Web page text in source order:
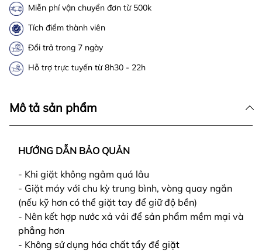
Miễn phí vận chuyển đơn từ 500k
Tích điểm thành viên
Đổi trả trong 7 ngày
Hỗ trợ trực tuyến từ 8h30 - 22h
Mô tả sản phẩm
HƯỚNG DẪN BẢO QUẢN
- Khi giặt không ngâm quá lâu
- Giặt máy với chu kỳ trung bình, vòng quay ngắn
(nếu kỹ hơn có thể giặt tay để giữ độ bền)
- Nên kết hợp nước xả vải để sản phẩm mềm mại và
phẳng hơn
- Không sử dụng hóa chất tẩy để giặt